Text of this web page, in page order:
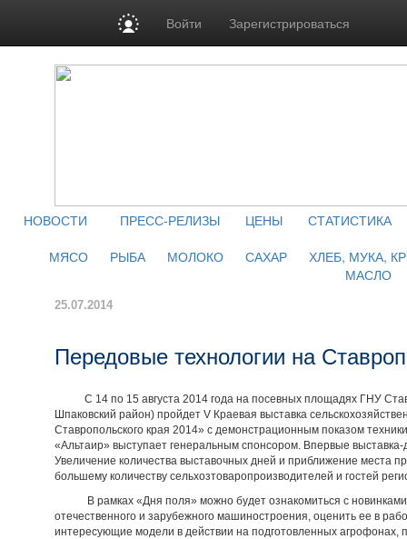
Войти Зарегистрироваться
НОВОСТИ ПРЕСС-РЕЛИЗЫ ЦЕНЫ
СТАТИСТИКА
МЯСО
РЫБА МОЛОКО САХАР
ХЛЕБ, МУКА,
МАСЛО
25.07.2014
Передовые технологии на
С 14 по 15 августа 2014 года на посевных площадях ГНУ
Шпаковский район) пройдет V Краевая выставка
Ставропольского края 2014» с демонстрационным показом
«Альтаир» выступает генеральным спонсором. Впервые
Увеличение количества выставочных дней и приближение места
большему количеству сельхозтоваропроизводителей и гостей
В рамках «Дня поля» можно будет ознакомиться с новинками
отечественного и зарубежного машиностроения, оценить ее в
интересующие модели в действии на подготовленных